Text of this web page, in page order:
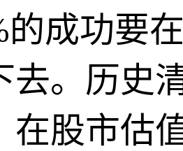
的成功要
去。历史
在股市估